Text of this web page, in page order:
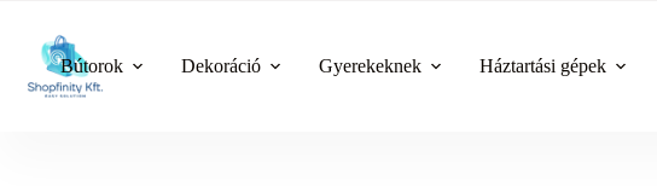
content
Bútorok Dekoráció Gyerekeknek Háztartási gépek